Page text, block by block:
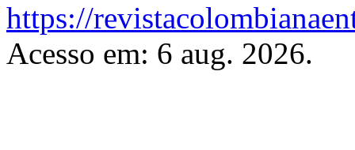
https://
Acesso em: 6 aug. 2026.